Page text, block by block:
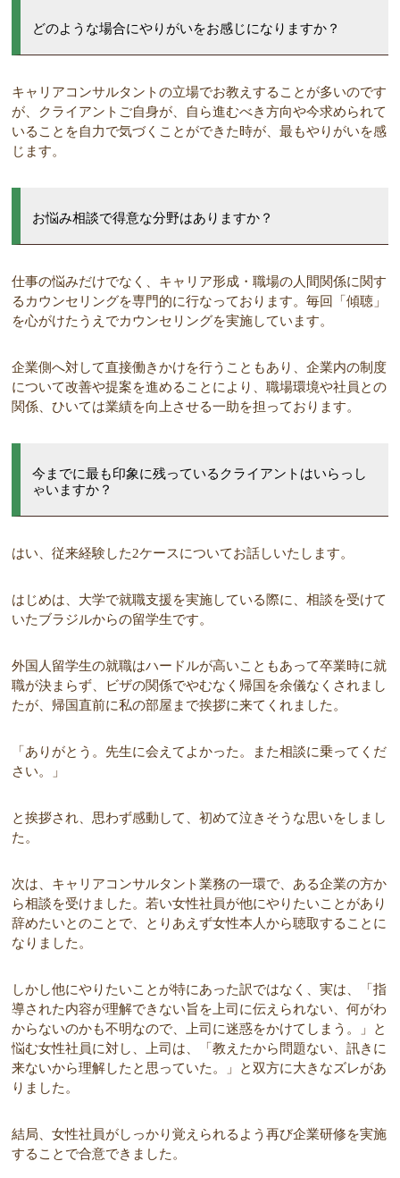
どのような場合にやりがいをお感じになりますか？
キャリアコンサルタントの立場でお教えすることが多いのです
が、クライアントご自身が、自ら進むべき方向や今求められて
いることを自力で気づくことができた時が、最もやりがいを感
じます。
お悩み相談で得意な分野はありますか？
仕事の悩みだけでなく、キャリア形成・職場の人間関係に関す
るカウンセリングを専門的に行なっております。毎回「傾聴」
を心がけたうえでカウンセリングを実施しています。
企業側へ対して直接働きかけを行うこともあり、企業内の制度
について改善や提案を進めることにより、職場環境や社員との
関係、ひいては業績を向上させる一助を担っております。
今までに最も印象に残っているクライアントはいらっし
ゃいますか？
はい、従来経験した2ケースについてお話しいたします。
はじめは、大学で就職支援を実施している際に、相談を受けて
いたブラジルからの留学生です。
外国人留学生の就職はハードルが高いこともあって卒業時に就
職が決まらず、ビザの関係でやむなく帰国を余儀なくされまし
たが、帰国直前に私の部屋まで挨拶に来てくれました。
「ありがとう。先生に会えてよかった。また相談に乗ってくだ
さい。」
と挨拶され、思わず感動して、初めて泣きそうな思いをしまし
た。
次は、キャリアコンサルタント業務の一環で、ある企業の方か
ら相談を受けました。若い女性社員が他にやりたいことがあり
辞めたいとのことで、とりあえず女性本人から聴取することに
なりました。
しかし他にやりたいことが特にあった訳ではなく、実は、「指
導された内容が理解できない旨を上司に伝えられない、何がわ
からないのかも不明なので、上司に迷惑をかけてしまう。」と
悩む女性社員に対し、上司は、「教えたから問題ない、訊きに
来ないから理解したと思っていた。」と双方に大きなズレがあ
りました。
結局、女性社員がしっかり覚えられるよう再び企業研修を実施
することで合意できました。